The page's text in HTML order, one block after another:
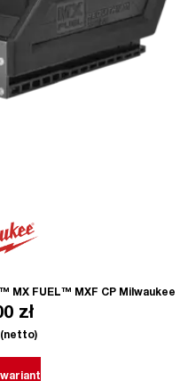
MX FUEL™ MXF CP Milwaukee
zł